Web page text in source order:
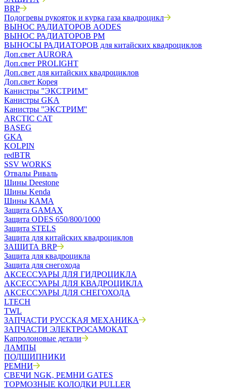
BRP
Подогревы рукояток и курка газа квадроцикл
ВЫНОС РАДИАТОРОВ AODES
ВЫНОС РАДИАТОРОВ РМ
ВЫНОСЫ РАДИАТОРОВ для китайских квадроциклов
Доп.свет AURORA
Доп.свет PROLIGHT
Доп.свет для китайских квадроциклов
Доп.свет Корея
Канистры "ЭКСТРИМ"
Канистры GKA
Канистры ''ЭКСТРИМ''
ARCTIC CAT
BASEG
GKA
KOLPIN
redBTR
SSV WORKS
Отвалы Риваль
Шины Deestone
Шины Kenda
Шины КАМА
Защита GAMAX
Защита ODES 650/800/1000
Защита STELS
Защита для китайских квадроциклов
ЗАЩИТА BRP
Защита для квадроцикла
Защита для снегохода
АКСЕССУАРЫ ДЛЯ ГИДРОЦИКЛА
АКСЕССУАРЫ ДЛЯ КВАДРОЦИКЛА
АКСЕССУАРЫ ДЛЯ СНЕГОХОДА
LTECH
TWL
ЗАПЧАСТИ РУССКАЯ МЕХАНИКА
ЗАПЧАСТИ ЭЛЕКТРОСАМОКАТ
Капролоновые детали
ЛАМПЫ
ПОДШИПНИКИ
РЕМНИ
СВЕЧИ NGK, РЕМНИ GATES
ТОРМОЗНЫЕ КОЛОДКИ PULLER